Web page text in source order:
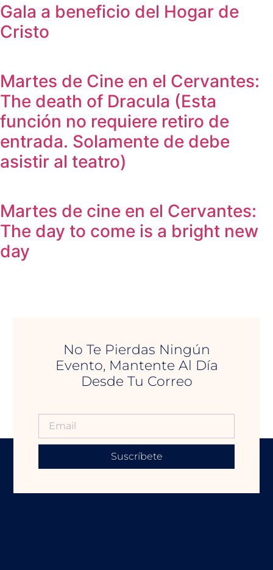
Gala a beneficio del Hogar de
Cristo
Martes de Cine en el Cervantes:
The death of Dracula (Esta
función no requiere retiro de
entrada. Solamente de debe
asistir al teatro)
Martes de cine en el Cervantes:
The day to come is a bright new
day
No Te Pierdas Ningún
Evento, Mantente Al Día
Desde Tu Correo
Suscríbete